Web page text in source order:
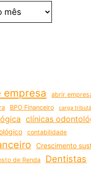
abrir
BPO Financeiro carga
clínicas
contabilidade
Crescimento
de Renda Dentistas